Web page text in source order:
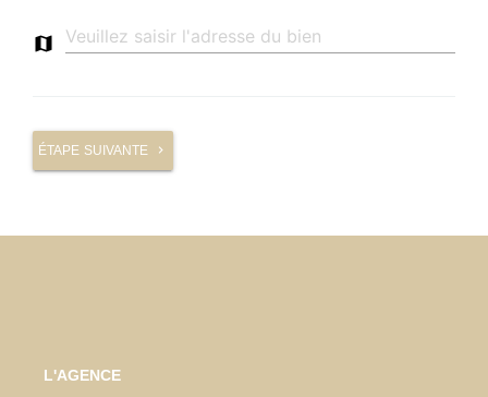
map
ÉTAPE SUIVANTE chevron_right
L'AGENCE